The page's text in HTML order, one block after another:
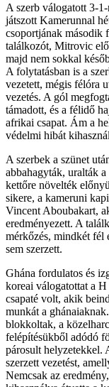
A szerb válogatott 3-
játszott Kamerunnal
csoportjának második
találkozót, Mitrovic
majd nem sokkal
A folytatásban is a
vezetett, mégis félóra
vezetés. A gól
támadott, és a félidő
afrikai csapat. Ám a
védelmi hibát
A szerbek a szünet
abbahagyták, uralták
kettőre növelték
sikere, a kameruni
Vincent Aboubakart,
eredményezett. A
mérkőzés, mindkét fél
sem szerzett.
Ghána fordulatos és
koreai válogatottat a
csapaté volt, akik
munkát a
blokkoltak, a
felépítésükből adódó
párosult helyzetekkel.
szerzett vezetést,
Nemcsak az